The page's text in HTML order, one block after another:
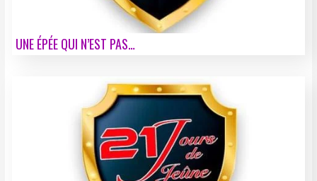
UNE ÉPÉE QUI N’EST PAS…